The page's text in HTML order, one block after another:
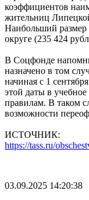
коэффициентов
жительниц
Наибольший размер
округе (235 424
В Соцфонде
назначено в том
начиная с 1
этой даты в
правилам. В таком
возможности
ИСТОЧНИК:
https://tass.ru/
03.09.2025 14:20:38